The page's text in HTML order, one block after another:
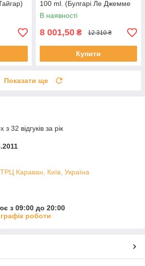
100 ml. (Булгарі Ле Джемме
Реалі Найлая)
В наявності
8 001,50 ₴ 12 310 ₴
Купити
Показати ще
32 відгуків за рік
Караван, Київ, Україна
з 09:00 до 20:00
роботи